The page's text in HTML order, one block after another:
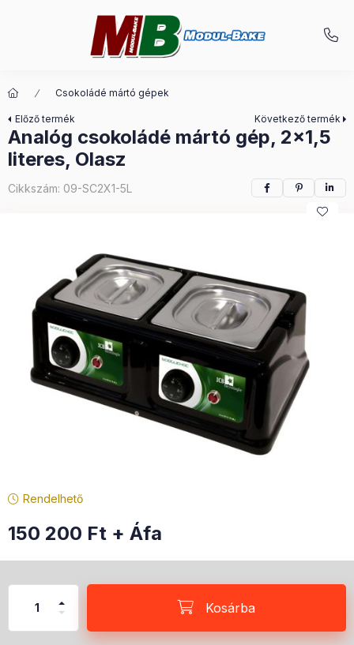
Csokoládé mártó gépek
Előző termék Következő termék
Analóg csokoládé mártó gép, 2x1,5
literes, Olasz
Cikkszám: 09-SC2X1-5L
Rendelhető
150 200 Ft + Áfa
Kosárba